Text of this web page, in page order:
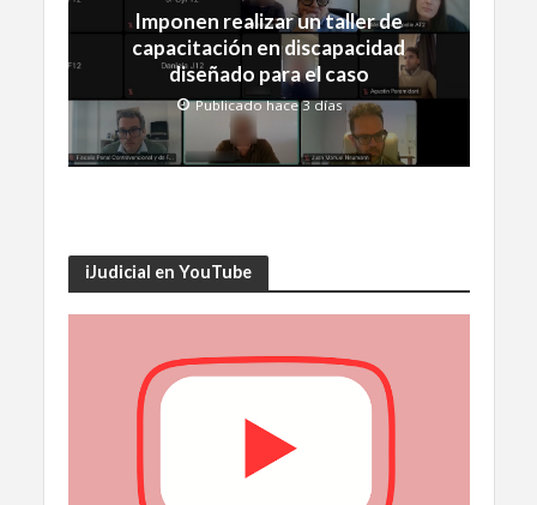
Imponen realizar un taller de
capacitación en discapacidad
diseñado para el caso
Publicado hace 3 días
iJudicial en YouTube